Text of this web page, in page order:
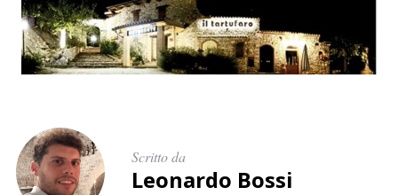
Scritto da
Leonardo Bossi